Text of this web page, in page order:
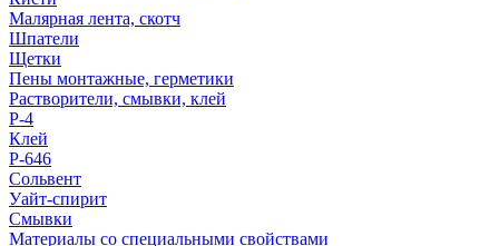
Малярная лента, скотч
Шпатели
Щетки
Пены монтажные, герметики
Растворители, смывки, клей
Р-4
Клей
Р-646
Сольвент
Уайт-спирит
Смывки
Материалы со специальными свойствами